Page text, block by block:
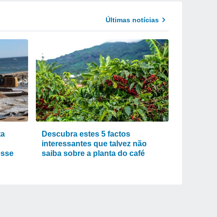
Últimas notícias
Descubra estes 5 factos
interessantes que talvez não
saiba sobre a planta do café